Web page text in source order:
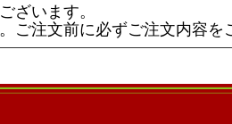
ざいます。
注文前に必ずご注文内容を